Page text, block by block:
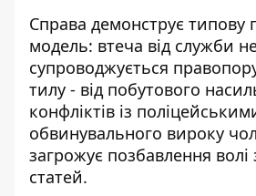
Справа демонструє типову
модель: втеча від служби
супроводжується
тилу - від побутового
конфліктів із
обвинувального вироку
загрожує позбавлення волі
статей.